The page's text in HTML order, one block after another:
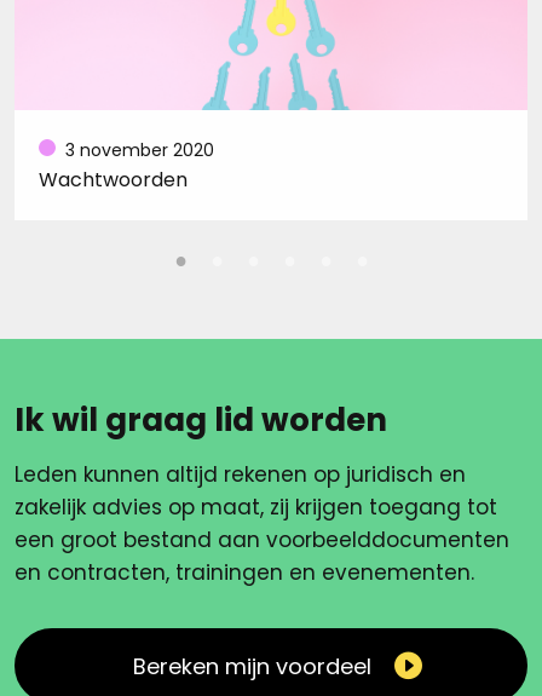
3 november 2020
Wachtwoorden
Ik wil graag lid worden
Leden kunnen altijd rekenen op juridisch en
zakelijk advies op maat, zij krijgen toegang tot
een groot bestand aan voorbeelddocumenten
en contracten, trainingen en evenementen.
Bereken mijn voordeel